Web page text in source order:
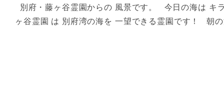
別府・藤ヶ谷霊園からの 風景です。 今日の海は キ
ヶ谷霊園 は 別府湾の海を 一望できる霊園です！